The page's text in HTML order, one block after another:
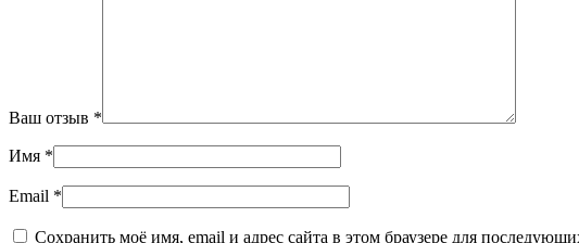
Ваш отзыв *
Имя *
Email *
Сохранить моё имя, email и адрес сайта в этом браузере для